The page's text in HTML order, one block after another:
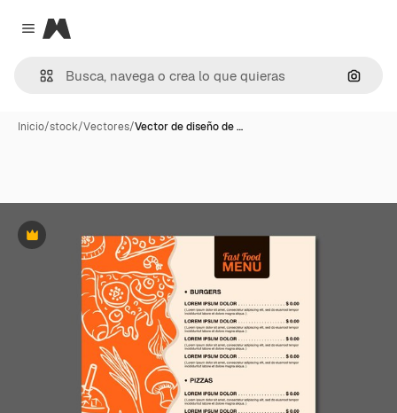
Close menu
Magnific
Inicio/stock/Vectores/Vector de diseño de …
Premium